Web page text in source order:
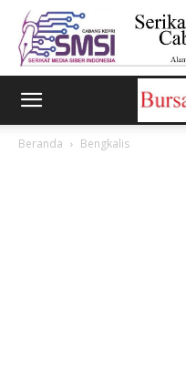
Beranda Bengkalis